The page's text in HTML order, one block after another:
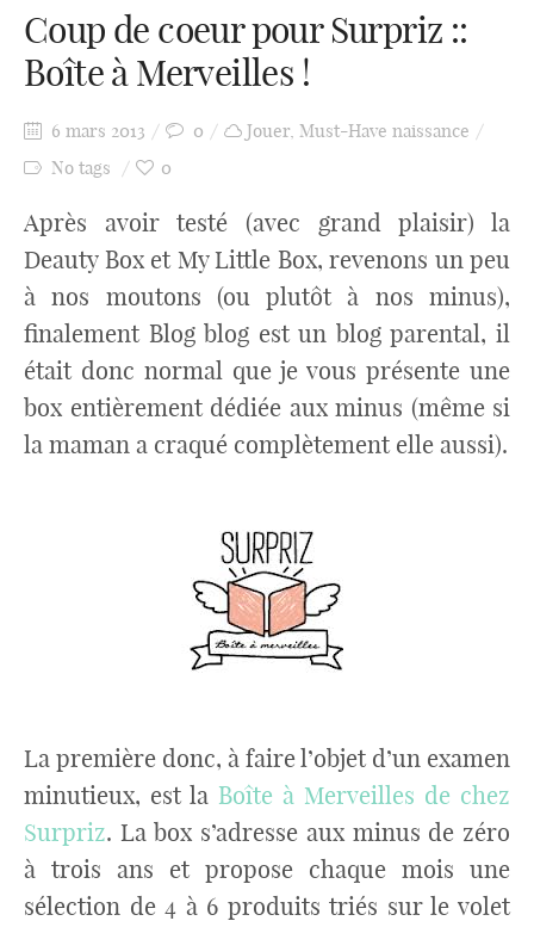
Coup de coeur pour Surpriz ::
Boîte à Merveilles !
6 mars 2013 0 Jouer, Must-Have naissance
No tags
0
Après avoir testé (avec grand plaisir) la
Deauty Box et My Little Box, revenons un peu
à nos moutons (ou plutôt à nos minus),
finalement Blog blog est un blog parental, il
était donc normal que je vous présente une
box entièrement dédiée aux minus (même si
la maman a craqué complètement elle aussi).
La première donc, à faire l’objet d’un examen
minutieux, est la Boîte à Merveilles de chez
Surpriz. La box s’adresse aux minus de zéro
à trois ans et propose chaque mois une
sélection de 4 à 6 produits triés sur le volet